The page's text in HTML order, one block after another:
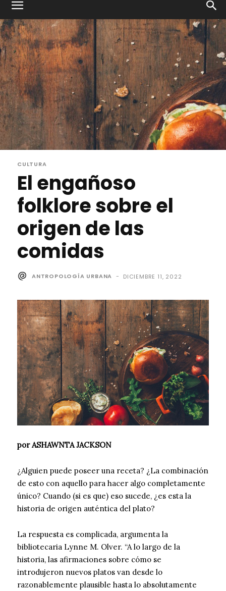
CULTURA
El engañoso
folklore sobre el
origen de las
comidas
ANTROPOLOGÍA URBANA - DICIEMBRE 11, 2022
por ASHAWNTA JACKSON
¿Alguien puede poseer una receta? ¿La combinación
de esto con aquello para hacer algo completamente
único? Cuando (si es que) eso sucede, ¿es esta la
historia de origen auténtica del plato?
La respuesta es complicada, argumenta la
bibliotecaria Lynne M. Olver. “A lo largo de la
historia, las afirmaciones sobre cómo se
introdujeron nuevos platos van desde lo
razonablemente plausible hasta lo absolutamente